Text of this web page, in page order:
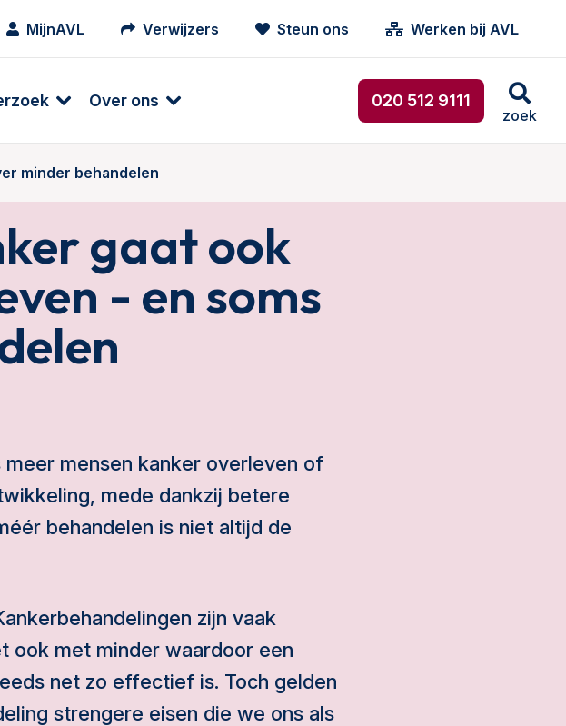
MijnAVL Verwijzers Steun ons Werken bij AVL
Over ons 020 512 9111
zoek
minder behandelen
gaat ook
- en soms
mensen kanker overleven of
mede dankzij betere
behandelen is niet altijd de
zijn vaak
ook met minder waardoor een
net zo effectief is. Toch gelden
strengere eisen die we ons als